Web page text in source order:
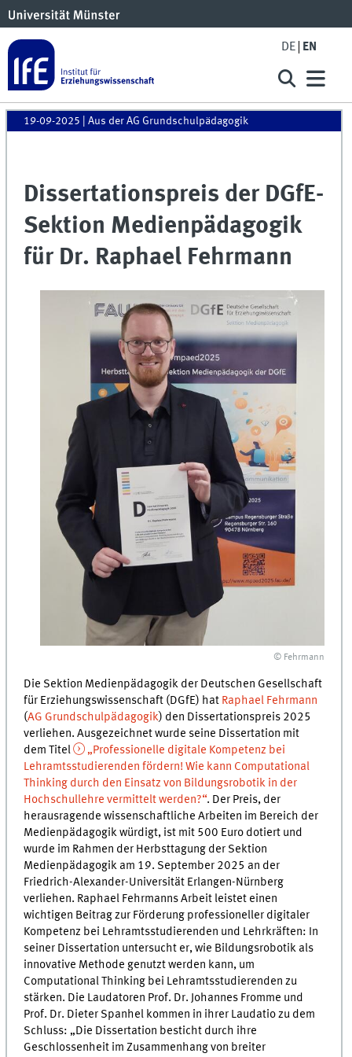
DE EN
19-09-2025 | Aus der AG Grundschulpädagogik
Dissertationspreis der DGfE-
Sektion Medienpädagogik
für Dr. Raphael Fehrmann
© Fehrmann
Die Sektion Medienpädagogik der Deutschen Gesellschaft
für Erziehungswissenschaft (DGfE) hat Raphael Fehrmann
(AG Grundschulpädagogik) den Dissertationspreis 2025
verliehen. Ausgezeichnet wurde seine Dissertation mit
dem Titel
„Professionelle digitale Kompetenz bei
Lehramtsstudierenden fördern! Wie kann Computational
Thinking durch den Einsatz von Bildungsrobotik in der
Hochschullehre vermittelt werden?“. Der Preis, der
herausragende wissenschaftliche Arbeiten im Bereich der
Medienpädagogik würdigt, ist mit 500 Euro dotiert und
wurde im Rahmen der Herbsttagung der Sektion
Medienpädagogik am 19. September 2025 an der
Friedrich-Alexander-Universität Erlangen-Nürnberg
verliehen. Raphael Fehrmanns Arbeit leistet einen
wichtigen Beitrag zur Förderung professioneller digitaler
Kompetenz bei Lehramtsstudierenden und Lehrkräften: In
seiner Dissertation untersucht er, wie Bildungsrobotik als
innovative Methode genutzt werden kann, um
Computational Thinking bei Lehramtsstudierenden zu
stärken. Die Laudatoren Prof. Dr. Johannes Fromme und
Prof. Dr. Dieter Spanhel kommen in ihrer Laudatio zu dem
Schluss: „Die Dissertation besticht durch ihre
Geschlossenheit im Zusammenhang von breiter